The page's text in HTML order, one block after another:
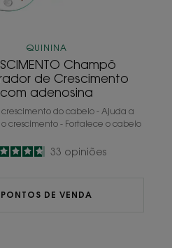
QUININA
Champô
de Crescimento
com adenosina
do cabelo - Ajuda a
crescimento - Fortalece o cabelo
4.7
/
5
33 opiniões
PONTOS DE VENDA